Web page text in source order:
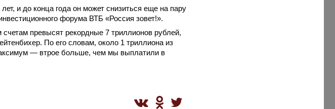
и до конца года он может снизиться еще на пару
форума ВТБ «Россия зовет!».
превысят рекордные 7 триллионов рублей,
По его словам, около 1 триллиона из
— втрое больше, чем мы выплатили в